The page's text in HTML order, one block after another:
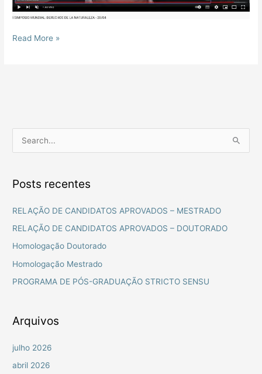
Read More »
q
u
r
p
r
Posts recentes
RELAÇÃO DE CANDIDATOS APROVADOS – MESTRADO
RELAÇÃO DE CANDIDATOS APROVADOS – DOUTORADO
Homologação Doutorado
Homologação Mestrado
PROGRAMA DE PÓS-GRADUAÇÃO STRICTO SENSU
Arquivos
julho 2026
abril 2026